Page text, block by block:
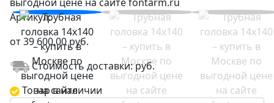
Артикул:
от39 600,00руб.
Стоимость доставки:руб.
Товар в наличии